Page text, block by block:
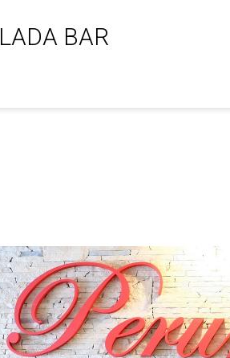
LADA BAR